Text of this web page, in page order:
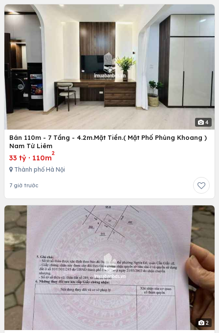
4
Bán 110m - 7 Tầng - 4.2m.Mặt Tiền.( Mặt Phố Phùng Khoang )
Nam Từ Liêm
33 tỷ · 110m
2
Thành phố Hà Nội
7 giờ trước
2